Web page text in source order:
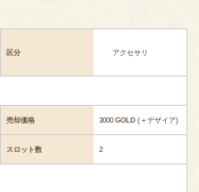
区分 アクセサリ
売却価格 3000GOLD (＋デザイア)
スロット数 2